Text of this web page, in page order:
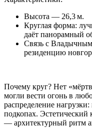
Высота — 26,3 м.
Круглая форма:
даёт панорамный
Связь с
резиденцию
Почему круг? Нет
могли вести огонь в
распределение
подкопах.
— архитектурный ритм